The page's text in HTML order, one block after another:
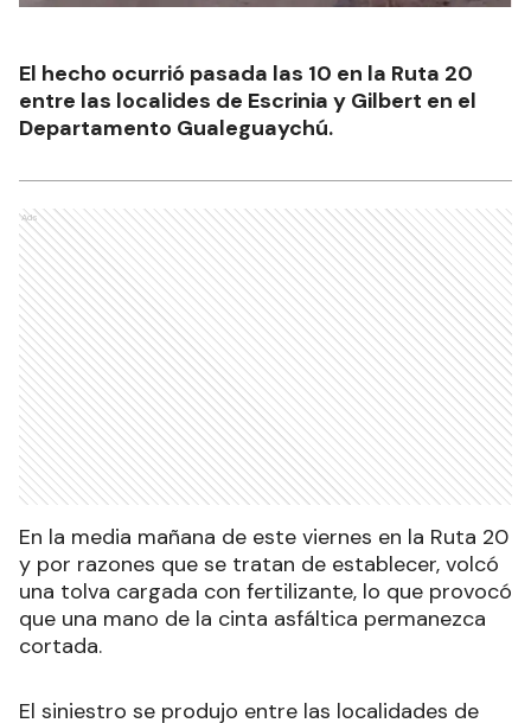
El hecho ocurrió pasada las 10 en la Ruta 20
entre las localides de Escrinia y Gilbert en el
Departamento Gualeguaychú.
Ads
En la media mañana de este viernes en la Ruta 20
y por razones que se tratan de establecer, volcó
una tolva cargada con fertilizante, lo que provocó
que una mano de la cinta asfáltica permanezca
cortada.
El siniestro se produjo entre las localidades de